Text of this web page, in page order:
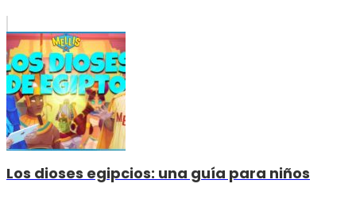
Los dioses egipcios: una guía para niños